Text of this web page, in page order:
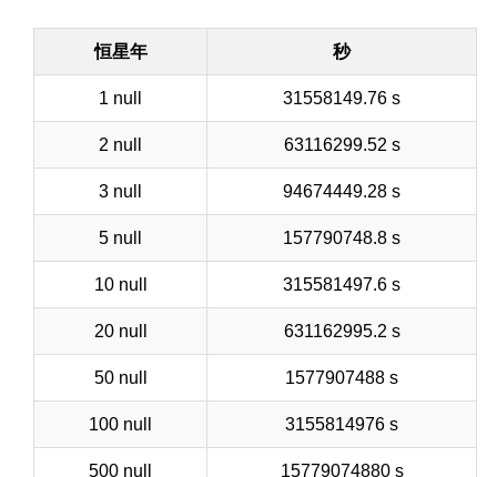
恒星年 秒
1 null 31558149.76 s
2 null 63116299.52 s
3 null 94674449.28 s
5 null 157790748.8 s
10 null 315581497.6 s
20 null 631162995.2 s
50 null 1577907488 s
100 null 3155814976 s
500 null 15779074880 s